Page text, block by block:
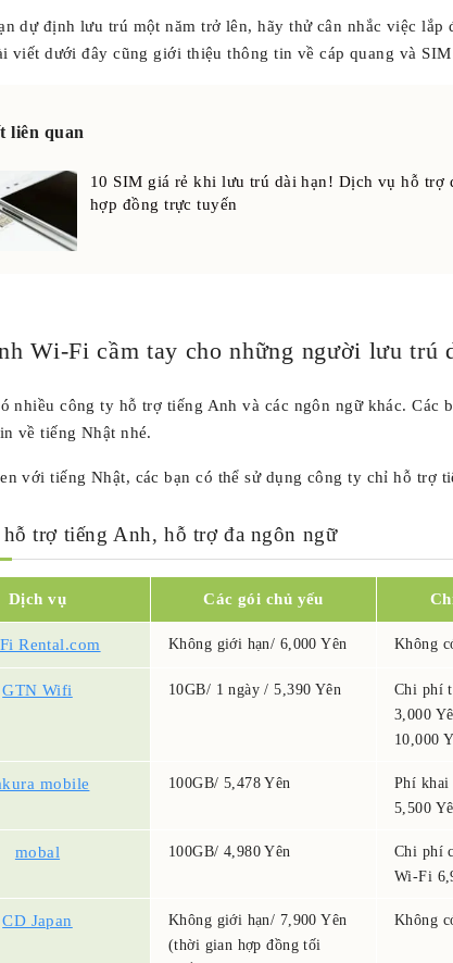
dự định lưu trú một năm trở lên, hãy thử cân nhắc việc lắp
viết dưới đây cũng giới thiệu thông tin về cáp quang và
liên quan
10 SIM giá rẻ khi lưu trú dài hạn! Dịch vụ hỗ trợ
hợp đồng trực tuyến
Wi-Fi cầm tay cho những người lưu trú
nhiều công ty hỗ trợ tiếng Anh và các ngôn ngữ khác. Các
về tiếng Nhật nhé.
với tiếng Nhật, các bạn có thể sử dụng công ty chỉ hỗ trợ
trợ tiếng Anh, hỗ trợ đa ngôn ngữ
Dịch vụ Các gói chủ yếu
Rental.com Không giới hạn/ 6,000 Yên Không
GTN Wifi 10GB/ 1 ngày / 5,390 Yên
Chi phí
3,000
10,000
mobile 100GB/ 5,478 Yên
Phí khai
5,500
mobal 100GB/ 4,980 Yên
Chi phí
Wi-Fi
CD Japan
Không giới hạn/ 7,900 Yên
(thời gian hợp đồng tối
Không